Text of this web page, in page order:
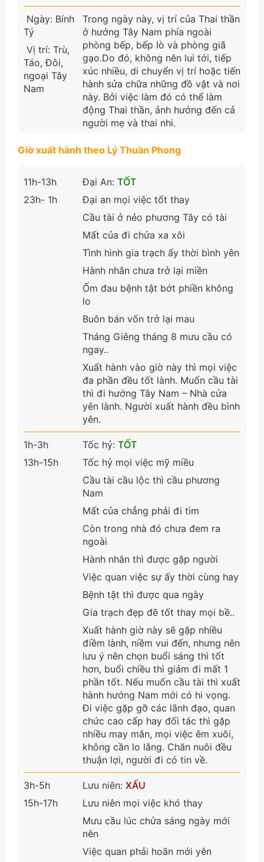
Ngày: Bính
Tý
Vị trí: Trù,
Táo, Đôi,
ngoại Tây
Nam
Trong ngày này, vị trí của Thai thần
ở hướng Tây Nam phía ngoài
phòng bếp, bếp lò và phòng giã
gạo.Do đó, không nên lui tới, tiếp
xúc nhiều, di chuyển vị trí hoặc tiến
hành sửa chữa những đồ vật và nơi
này. Bởi việc làm đó có thể làm
động Thai thần, ảnh hưởng đến cả
người mẹ và thai nhi.
Giờ xuất hành theo Lý Thuần Phong
11h-13h
23h- 1h
Đại An: TỐT
Đại an mọi việc tốt thay
Cầu tài ở nẻo phương Tây có tài
Mất của đi chửa xa xôi
Tình hình gia trạch ấy thời bình yên
Hành nhân chưa trở lại miền
Ốm đau bệnh tật bớt phiền không
lo
Buôn bán vốn trở lại mau
Tháng Giêng tháng 8 mưu cầu có
ngay..
Xuất hành vào giờ này thì mọi việc
đa phần đều tốt lành. Muốn cầu tài
thì đi hướng Tây Nam – Nhà cửa
yên lành. Người xuất hành đều bình
yên.
1h-3h
13h-15h
Tốc hỷ: TỐT
Tốc hỷ mọi việc mỹ miều
Cầu tài cầu lộc thì cầu phương
Nam
Mất của chẳng phải đi tìm
Còn trong nhà đó chưa đem ra
ngoài
Hành nhân thì được gặp người
Việc quan việc sự ấy thời cùng hay
Bệnh tật thì được qua ngày
Gia trạch đẹp đẽ tốt thay mọi bề..
Xuất hành giờ này sẽ gặp nhiều
điềm lành, niềm vui đến, nhưng nên
lưu ý nên chọn buổi sáng thì tốt
hơn, buổi chiều thì giảm đi mất 1
phần tốt. Nếu muốn cầu tài thì xuất
hành hướng Nam mới có hi vọng.
Đi việc gặp gỡ các lãnh đạo, quan
chức cao cấp hay đối tác thì gặp
nhiều may mắn, mọi việc êm xuôi,
không cần lo lắng. Chăn nuôi đều
thuận lợi, người đi có tin về.
3h-5h
15h-17h
Lưu niên: XẤU
Lưu niên mọi việc khó thay
Mưu cầu lúc chửa sáng ngày mới
nên
Việc quan phải hoãn mới yên